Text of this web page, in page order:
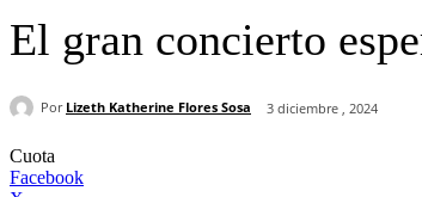
El gran concierto
Por Lizeth Katherine Flores Sosa 3 diciembre , 2024
Cuota
Facebook